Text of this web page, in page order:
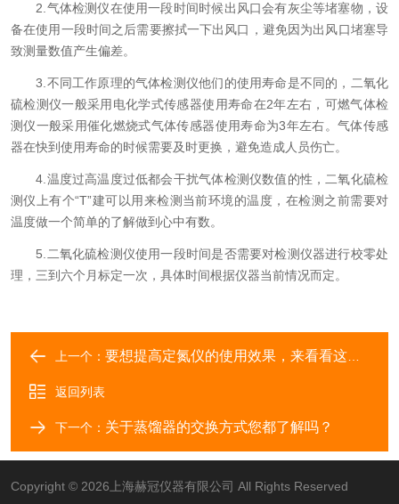
2.气体检测仪在使用一段时间时候出风口会有灰尘等堵塞物，设
备在使用一段时间之后需要擦拭一下出风口，避免因为出风口堵塞导
致测量数值产生偏差。
3.不同工作原理的气体检测仪他们的使用寿命是不同的，二氧化
硫检测仪一般采用电化学式传感器使用寿命在2年左右，可燃气体检
测仪一般采用催化燃烧式气体传感器使用寿命为3年左右。气体传感
器在快到使用寿命的时候需要及时更换，避免造成人员伤亡。
4.温度过高温度过低都会干扰气体检测仪数值的性，二氧化硫检
测仪上有个“T”建可以用来检测当前环境的温度，在检测之前需要对
温度做一个简单的了解做到心中有数。
5.二氧化硫检测仪使用一段时间是否需要对检测仪器进行校零处
理，三到六个月标定一次，具体时间根据仪器当前情况而定。
上一个： 要想提高定氮仪的使用效果，来看看这些！
返回列表
下一个： 关于蒸馏器的交换方式您都了解吗？
Copyright © 2026上海赫冠仪器有限公司 All Rights Reserved